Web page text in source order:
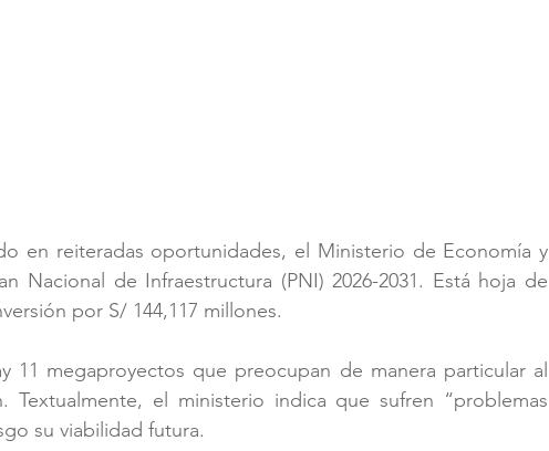
en reiteradas oportunidades, el Ministerio de Economía y
Nacional de Infraestructura (PNI) 2026-2031. Está hoja de
por S/ 144,117 millones.
11 megaproyectos que preocupan de manera particular al
Textualmente, el ministerio indica que sufren “problemas
su viabilidad futura.